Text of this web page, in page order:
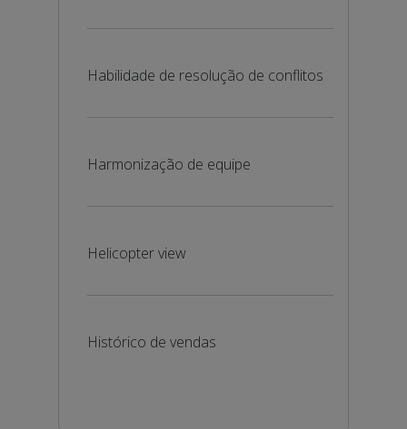
Habilidade de resolução de conflitos
Harmonização de equipe
Helicopter view
Histórico de vendas